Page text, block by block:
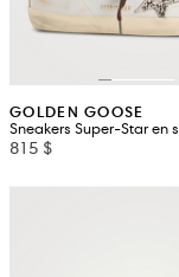
GOLDEN GOOSE
Sneakers Super-Star en
815 $